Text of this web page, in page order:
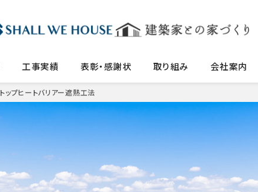
工事実績 表彰・感謝状 取り組み 会社案内
トップヒートバリアー遮熱工法